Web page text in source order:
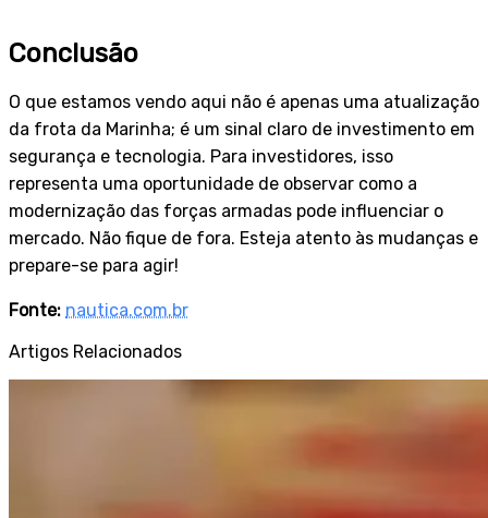
Conclusão
O que estamos vendo aqui não é apenas uma atualização
da frota da Marinha; é um sinal claro de investimento em
segurança e tecnologia. Para investidores, isso
representa uma oportunidade de observar como a
modernização das forças armadas pode influenciar o
mercado. Não fique de fora. Esteja atento às mudanças e
prepare-se para agir!
Fonte: nautica.com.br
Artigos Relacionados